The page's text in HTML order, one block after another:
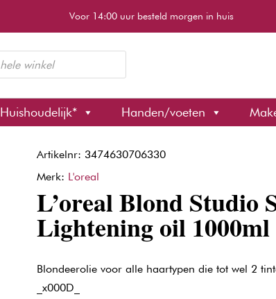
Voor 14:00 uur besteld morgen in huis
Huishoudelijk* Handen/voeten
Artikelnr: 3474630706330
Merk: L'oreal
L’oreal Blond Studio
Lightening oil 1000ml
Blondeerolie voor alle haartypen die tot wel 2
_x000D_